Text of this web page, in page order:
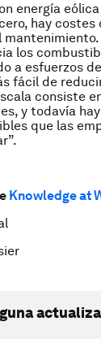
energía
hay
los
a esfuerzos
fácil de
consiste
y todavía
que las
Knowledge at